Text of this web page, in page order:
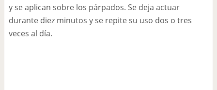
y se aplican sobre los párpados. Se deja actuar
durante diez minutos y se repite su uso dos o tres
veces al día.